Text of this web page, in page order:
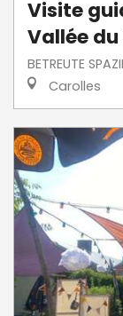
Visite
Vallée du
BETREUTE
Carolles